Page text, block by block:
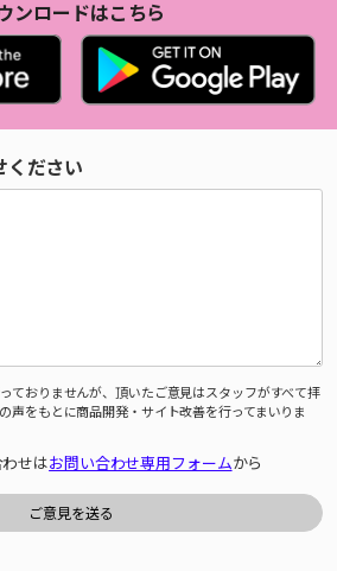
ンロードはこちら
ください
ておりませんが、頂いたご意見はスタッフがすべて拝
声をもとに商品開発・サイト改善を行ってまいりま
せはお問い合わせ専用フォームから